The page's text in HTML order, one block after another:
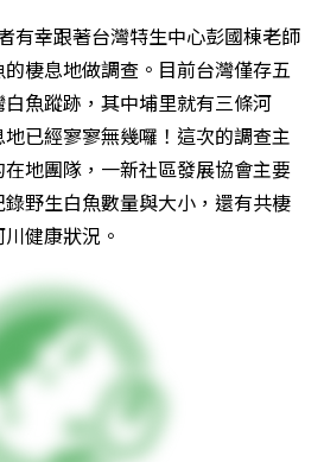
有幸跟著台灣特生中心彭國棟老師
棲息地做調查。目前台灣僅存五
魚蹤跡，其中埔里就有三條河
已經寥寥無幾囉！這次的調查主
地團隊，一新社區發展協會主要
野生白魚數量與大小，還有共棲
健康狀況。